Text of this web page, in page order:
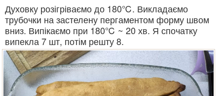
Духовку розігріваємо до 180℃. Викладаємо
трубочки на застелену пергаментом форму швом
вниз. Випікаємо при 180℃ ~ 20 хв. Я спочатку
випекла 7 шт, потім решту 8.